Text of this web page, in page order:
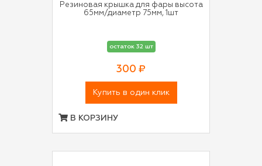
Резиновая крышка для фары высота
65мм/диаметр 75мм, 1шт
остаток 32 шт
300 ₽
Купить в один клик
В КОРЗИНУ